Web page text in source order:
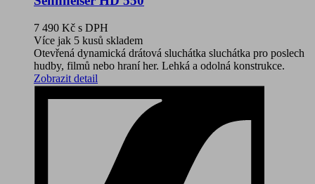
7 490 Kč s DPH
Více jak 5 kusů skladem
Otevřená dynamická drátová sluchátka sluchátka pro poslech
hudby, filmů nebo hraní her. Lehká a odolná konstrukce.
Zobrazit detail